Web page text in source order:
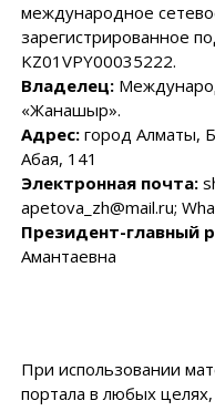
международное
зарегистрированное
KZ01VPY00035222.
Владелец:
«Жанашыр».
Адрес:город Алматы,
Абая, 141
Электронная почта:
apetova_zh@mail.ru;
Президент-главный
Амантаевна
При использовании
портала в любых